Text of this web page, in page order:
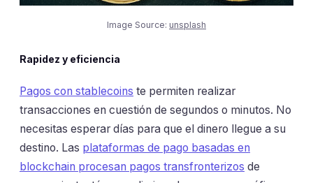
Image Source: unsplash
Rapidez y eficiencia
Pagos con stablecoins te permiten realizar
transacciones en cuestión de segundos o minutos. No
necesitas esperar días para que el dinero llegue a su
destino. Las plataformas de pago basadas en
blockchain procesan pagos transfronterizos de